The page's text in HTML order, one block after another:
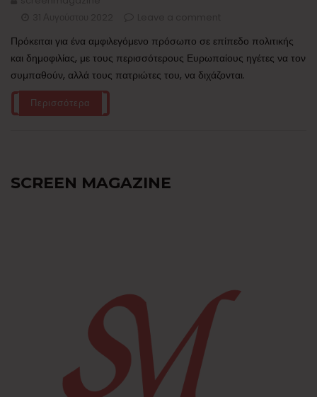
Πρόκειται για ένα αμφιλεγόμενο πρόσωπο σε επίπεδο πολιτικής
και δημοφιλίας, με τους περισσότερους Ευρωπαίους ηγέτες να τον
συμπαθούν, αλλά τους πατριώτες του, να διχάζονται.
Περισσότερα
SCREEN MAGAZINE